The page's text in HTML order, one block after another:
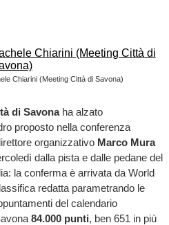
Chiarini (Meeting Città di Savona)
di Savonaha alzato
proposto nella conferenza
organizzativo Marco Mura
dalla pista e dalle pedane del
la conferma è arrivata da World
redatta parametrando le
del calendario
84.000 punti, ben 651 in più